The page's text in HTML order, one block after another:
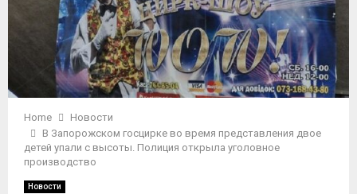
Home
Новости
В Запорожском госцирке во время представления двое
детей упали с высоты. Полиция открыла уголовное
производство
Новости